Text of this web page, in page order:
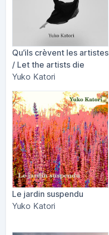
Qu​’​ils cr​è​vent les artistes
/ Let the artists die
Yuko Katori
Le jardin suspendu
Yuko Katori